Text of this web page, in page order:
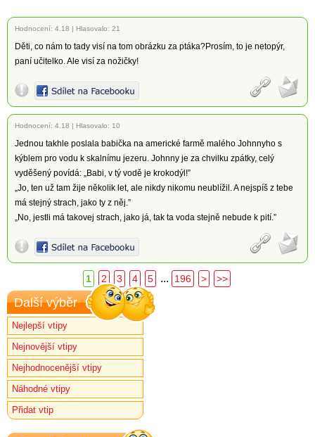
Hodnocení: 4.18 | Hlasovalo: 21
Děti, co nám to tady visí na tom obrázku za ptáka?Prosím, to je netopýr,
paní učitelko. Ale visí za nožičky!
Hodnocení: 4.18 | Hlasovalo: 10
Jednou takhle poslala babička na americké farmě malého Johnnyho s
kýblem pro vodu k skalnímu jezeru. Johnny je za chvilku zpátky, celý
vyděšený povídá: „Babi, v tý vodě je krokodýl!”
„Jo, ten už tam žije několik let, ale nikdy nikomu neublížil. A nejspíš z tebe
má stejný strach, jako ty z něj.”
„No, jestli má takovej strach, jako já, tak ta voda stejně nebude k pití.”
1 2 3 4 5 ... 196 > >>
Další výběr
Nejlepší vtipy
Nejnovější vtipy
Nejhodnocenější vtipy
Náhodné vtipy
Přidat vtip